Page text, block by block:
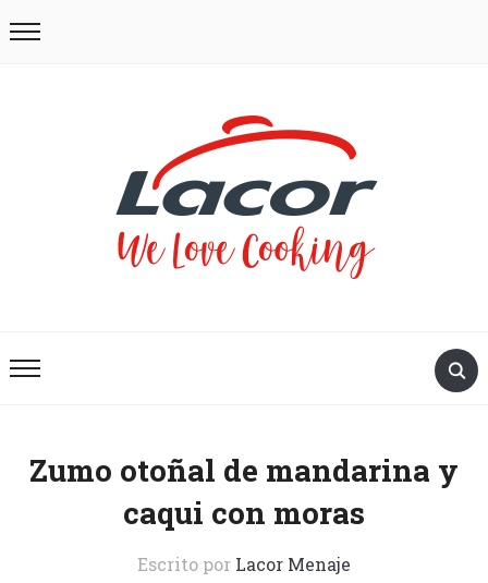
Zumo otoñal de mandarina y
caqui con moras
Escrito por Lacor Menaje